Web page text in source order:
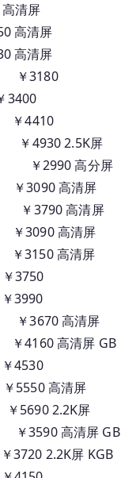
屏
清屏
清屏
3180
4410
4930 2.5K屏
2990 高分屏
高清屏
3790 高清屏
高清屏
高清屏
3750
3670 高清屏
高清屏 GB
高清屏
2.2K屏
高清屏 GB
2.2K屏 KGB